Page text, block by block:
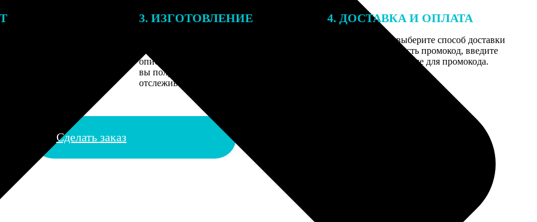
3. ИЗГОТОВЛЕНИЕ
описанием заказа. Когда отправим заказ
вы получите письмо с трек-номером для
отслеживания.
4. ДОСТАВКА И ОПЛАТА
Введите адрес и выберите способ доставки
заказа. Если у вас есть промокод, введите
его в специальное поле для промокода.
Сделать заказ